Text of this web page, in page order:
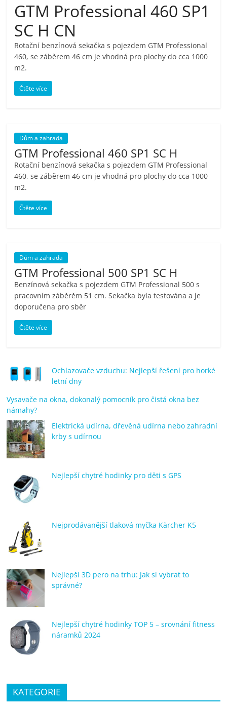
pračky,
televize,
notebooky,
mobilní
telefony,
kávovary,
bazény
Nejlepší
recenze,
pračky,
televize,
notebooky,
mobilní
telefony,
GTM Professional 460 SP1
SC H CN
Rotační benzínová sekačka s pojezdem GTM Professional
460, se záběrem 46 cm je vhodná pro plochy do cca 1000
m2.
Čtěte více
Dům a zahrada
GTM Professional 460 SP1 SC H
Rotační benzínová sekačka s pojezdem GTM Professional
460, se záběrem 46 cm je vhodná pro plochy do cca 1000
m2.
Čtěte více
Dům a zahrada
GTM Professional 500 SP1 SC H
Benzínová sekačka s pojezdem GTM Professional 500 s
pracovním záběrěm 51 cm. Sekačka byla testována a je
doporučena pro sběr
Čtěte více
Ochlazovače vzduchu: Nejlepší řešení pro horké
letní dny
Vysavače na okna, dokonalý pomocník pro čistá okna bez
námahy?
Elektrická udírna, dřevěná udírna nebo zahradní
krby s udírnou
Nejlepší chytré hodinky pro děti s GPS
Nejprodávanější tlaková myčka Kärcher K5
Nejlepší 3D pero na trhu: Jak si vybrat to
správné?
Nejlepší chytré hodinky TOP 5 – srovnání fitness
náramků 2024
KATEGORIE